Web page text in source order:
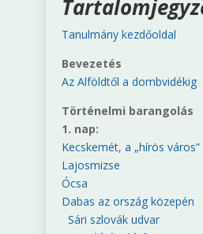
Tanulmány kezdőoldal
Bevezetés
Az Alföldtől a dombvidékig
Történelmi barangolás
1. nap:
Kecskemét, a „hírös város”
Lajosmizse
Ócsa
Dabas az ország közepén
Sári szlovák udvar